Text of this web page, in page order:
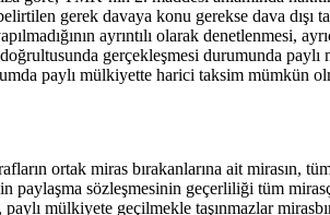
gerek davaya konu gerekse dava dışı
ayrıntılı olarak denetlenmesi,
gerçekleşmesi durumunda
paylı mülkiyette harici taksim mümkün
ortak miras bırakanlarına ait mirasın,
sözleşmesinin geçerliliği tüm
mülkiyete geçilmekle taşınmazlar